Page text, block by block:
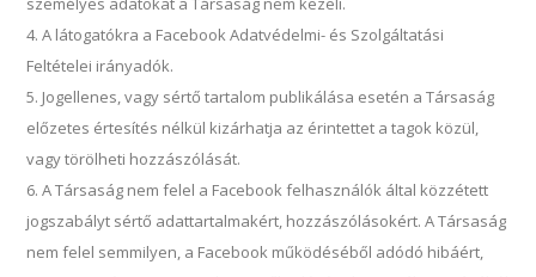
A látogatókra a Facebook Adatvédelmi- és Szolgáltatási
Feltételei irányadók.
Jogellenes, vagy sértő tartalom publikálása esetén a Társaság
előzetes értesítés nélkül kizárhatja az érintettet a tagok közül,
vagy törölheti hozzászólását.
A Társaság nem felel a Facebook felhasználók által közzétett
jogszabályt sértő adattartalmakért, hozzászólásokért. A Társaság
nem felel semmilyen, a Facebook működéséből adódó hibáért,